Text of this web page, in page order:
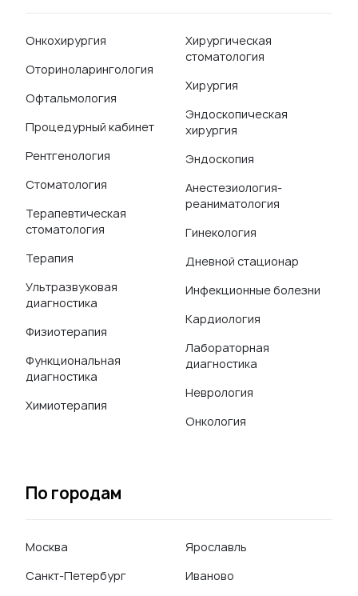
Онкохирургия
Оториноларингология
Офтальмология
Процедурный кабинет
Рентгенология
Стоматология
Терапевтическая
стоматология
Терапия
Ультразвуковая
диагностика
Физиотерапия
Функциональная
диагностика
Химиотерапия
Хирургическая
стоматология
Хирургия
Эндоскопическая
хирургия
Эндоскопия
Анестезиология-
реаниматология
Гинекология
Дневной стационар
Инфекционные болезни
Кардиология
Лабораторная
диагностика
Неврология
Онкология
По городам
Москва
Санкт-Петербург
Ярославль
Иваново